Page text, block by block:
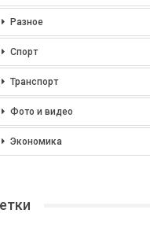
Разное
Спорт
Транспорт
Фото и видео
Экономика